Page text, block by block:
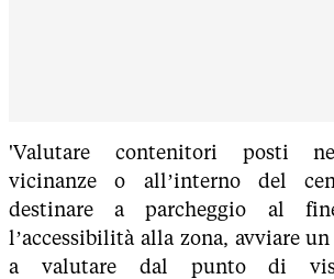
'Valutare contenitori posti
vicinanze o all’interno del
destinare a parcheggio al
l’accessibilità alla zona, avviare
a valutare dal punto di